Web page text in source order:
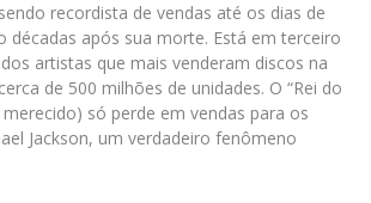
recordista de vendas até os dias de
décadas após sua morte. Está em terceiro
artistas que mais venderam discos na
de 500 milhões de unidades. O “Rei do
só perde em vendas para os
Jackson, um verdadeiro fenômeno